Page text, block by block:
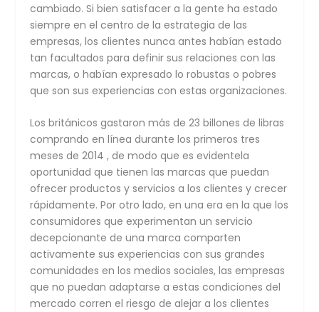
cambiado. Si bien satisfacer a la gente ha estado
siempre en el centro de la estrategia de las
empresas, los clientes nunca antes habían estado
tan facultados para definir sus relaciones con las
marcas, o habían expresado lo robustas o pobres
que son sus experiencias con estas organizaciones.
Los británicos gastaron más de 23 billones de libras
comprando en línea durante los primeros tres
meses de 2014 , de modo que es evidentela
oportunidad que tienen las marcas que puedan
ofrecer productos y servicios a los clientes y crecer
rápidamente. Por otro lado, en una era en la que los
consumidores que experimentan un servicio
decepcionante de una marca comparten
activamente sus experiencias con sus grandes
comunidades en los medios sociales, las empresas
que no puedan adaptarse a estas condiciones del
mercado corren el riesgo de alejar a los clientes